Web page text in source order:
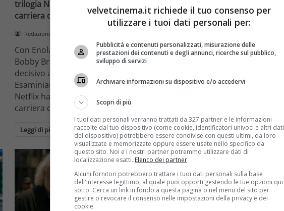
trilogia Netflix ha stravolto la
carriera di una star
Redazione Velvet
Con Enola Holmes 3, Millie
Bobby Brown compie un salto
decisivo a Hollywood.
Esaminiamo come la trilogia
Netflix ha trasformato la sua
carriera da attrice
Leggi di più
Ciné di Riccione su opere prime
e genere
Il cinema italiano opere prime
ricambio generazionale e
Leggi di più
velvetcinema.it richiede il tuo consenso per
utilizzare i tuoi dati personali per:
Pubblicità e contenuti personalizzati, misurazione delle
prestazioni dei contenuti e degli annunci, ricerche sul pubblico,
sviluppo di servizi
Archiviare informazioni su dispositivo e/o accedervi
Scopri di più
I tuoi dati personali verranno trattati da 327 partner e le informazioni
raccolte dal tuo dispositivo (come cookie, identificatori univoci e altri dati
del dispositivo) potrebbero essere condivise con questi ultimi, da loro
visualizzate e memorizzate oppure essere usate nello specifico da
questo sito. Noi e i nostri partner potremmo utilizzare dati di
localizzazione esatti. Elenco dei partner.
Alcuni fornitori potrebbero trattare i tuoi dati personali sulla base
dell'interesse legittimo, al quale puoi opporti gestendo le tue opzioni qui
sotto. Cerca un link in fondo a questa pagina o nel menu del sito per
gestire o revocare il consenso nelle impostazioni della privacy e dei
cookie.